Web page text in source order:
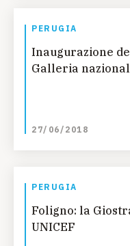
PERUGIA
Inaugurazione
Galleria
27/06/2018
PERUGIA
Foligno: la
UNICEF